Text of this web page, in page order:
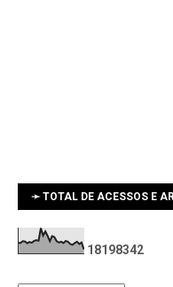
➛ TOTAL DE ACESSOS E
18198342